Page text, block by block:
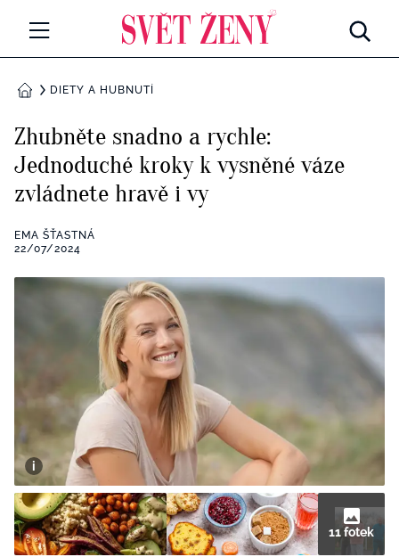
Všechny kategorie
Rozhovory
RETROHUBKY
Všechny kategorie
Seberozvoj
Všechny kategorie
Životní styl
Všechny kategorie
Testy a kvízy
Všechny kategorie
Tvoření
Rady a tipy
BurdaMedia
Extra
SVĚT ŽENY - 599 KČ
ROČNÍ PŘEDPLATNÉ SVĚT ŽENY +
SADA PRODUKTŮ MANA (10 ks)
DOMŮDIETY A HUBNUTÍ
Zhubněte snadno a rychle:
Jednoduché kroky k vysněné váze
zvládnete hravě i vy
EMA ŠŤASTNÁ
22/07/2024
11 fotek